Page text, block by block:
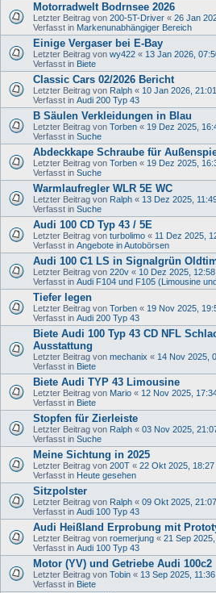
Motorradwelt Bodrnsee 2026
Letzter Beitrag von 200-5T-Driver « 26 Jan
Verfasst in Markenunabhängiger Bereich
Einige Vergaser bei E-Bay
Letzter Beitrag von wy422 « 13 Jan 2026,
Verfasst in Biete
Classic Cars 02/2026 Bericht
Letzter Beitrag von Ralph « 10 Jan 2026, 21:01
Verfasst in Audi 200 Typ 43
B Säulen Verkleidungen in Blau
Letzter Beitrag von Torben « 19 Dez 2025,
Verfasst in Suche
Abdeckkape Schraube für
Letzter Beitrag von Torben « 19 Dez 2025,
Verfasst in Suche
Warmlaufregler WLR 5E WC
Letzter Beitrag von Ralph « 13 Dez 2025,
Verfasst in Suche
Audi 100 CD Typ 43 / 5E
Letzter Beitrag von turbolimo « 11 Dez 2025,
Verfasst in Angebote in Autobörsen
Audi 100 C1 LS in Signalgrün
Letzter Beitrag von 220v « 10 Dez 2025, 12:58
Verfasst in Audi F104 und F105 (Limousine
Tiefer legen
Letzter Beitrag von Torben « 19 Nov 2025,
Verfasst in Audi 200 Typ 43
Biete Audi 100 Typ 43 CD NFL
Ausstattung
Letzter Beitrag von mechanix « 14 Nov 2025,
Verfasst in Biete
Biete Audi TYP 43 Limousine
Letzter Beitrag von Mario « 12 Nov 2025,
Verfasst in Biete
Stopfen für Zierleiste
Letzter Beitrag von Ralph « 03 Nov 2025,
Verfasst in Suche
Meine Sichtung in 2025
Letzter Beitrag von 200T « 22 Okt 2025, 18:27
Verfasst in Heute gesehen
Sitzpolster
Letzter Beitrag von Ralph « 09 Okt 2025, 21:07
Verfasst in Audi 100 Typ 43
Audi Heißland Erprobung mit
Letzter Beitrag von roemerjung « 21 Sep
Verfasst in Audi 100 Typ 43
Motor (YV) und Getriebe Audi 100c2
Letzter Beitrag von Tobin « 13 Sep 2025, 11:36
Verfasst in Biete